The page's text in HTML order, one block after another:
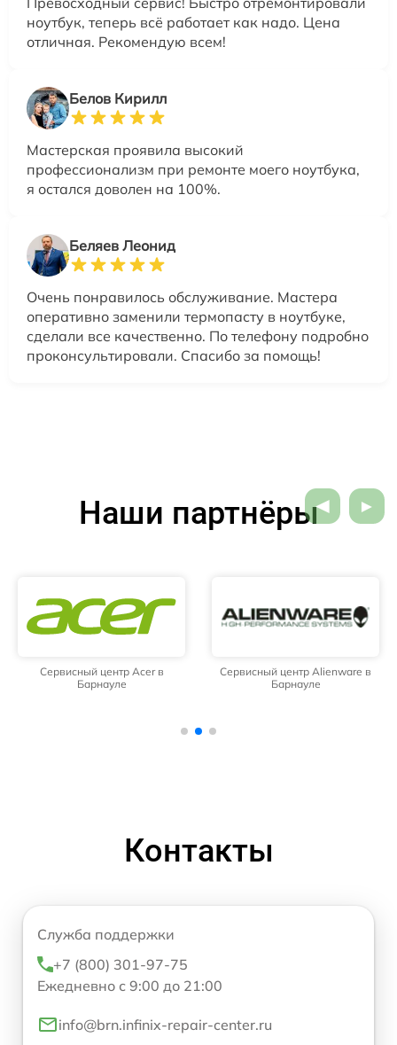
ноутбук, теперь всё работает как надо. Цена
отличная. Рекомендую всем!
Белов Кирилл
Мастерская проявила высокий
профессионализм при ремонте моего ноутбука,
я остался доволен на 100%.
Беляев Леонид
Очень понравилось обслуживание. Мастера
оперативно заменили термопасту в ноутбуке,
сделали все качественно. По телефону подробно
проконсультировали. Спасибо за помощь!
Наши партнёры
Сервисный центр Acer в
Барнауле
Сервисный центр Alienware в
Барнауле
Контакты
Служба поддержки
+7 (800) 301-97-75
Ежедневно с 9:00 до 21:00
info@brn.infinix-repair-center.ru